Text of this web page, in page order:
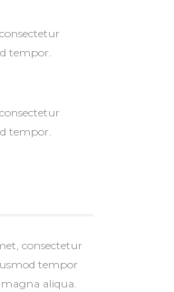
tempor.
tempor.
consectetur
tempor
aliqua.